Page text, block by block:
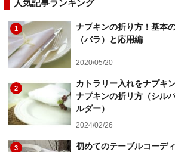
人気記事ランキング
1
ナプキンの折り方！基本
（バラ）と応用編
2020/05/20
2
カトラリー入れをナプキ
ナプキンの折リ方（シル
ルダー）
2024/02/26
3
初めてのテーブルコーデ